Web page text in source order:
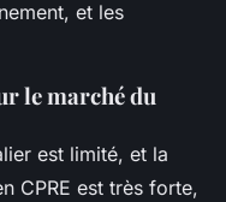
et les
le marché du
est limité, et la
CPRE est très forte,